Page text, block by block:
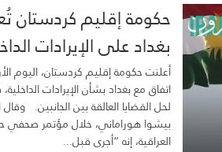
حكومة إقليم كردستان
بغداد على الإيرادات
أعلنت حكومة إقليم كردستان، اليوم
اتفاق مع بغداد بشأن الإيرادات
لحل القضايا العالقة بين الجانبين.
بيشوا هوراماني، خلال مؤتمر صحفي
العراقية، إنه “أجرى قبل...